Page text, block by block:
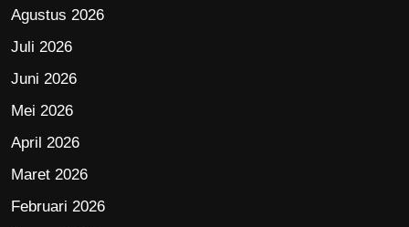
Agustus 2026
Juli 2026
Juni 2026
Mei 2026
April 2026
Maret 2026
Februari 2026